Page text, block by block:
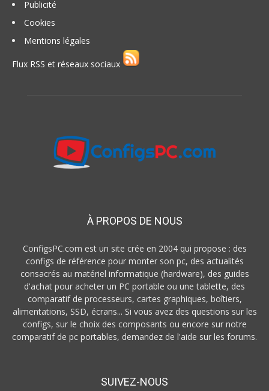
Publicité
Cookies
Mentions légales
Flux RSS et réseaux sociaux
À PROPOS DE NOUS
ConfigsPC.com est un site crée en 2004 qui propose : des
configs de référence pour monter son pc, des actualités
consacrés au matériel informatique (hardware), des guides
d'achat pour acheter un PC portable ou une tablette, des
comparatif de processeurs, cartes graphiques, boîtiers,
alimentations, SSD, écrans... Si vous avez des questions sur les
configs, sur le choix des composants ou encore sur notre
comparatif de pc portables, demandez de l'aide sur les forums.
SUIVEZ-NOUS